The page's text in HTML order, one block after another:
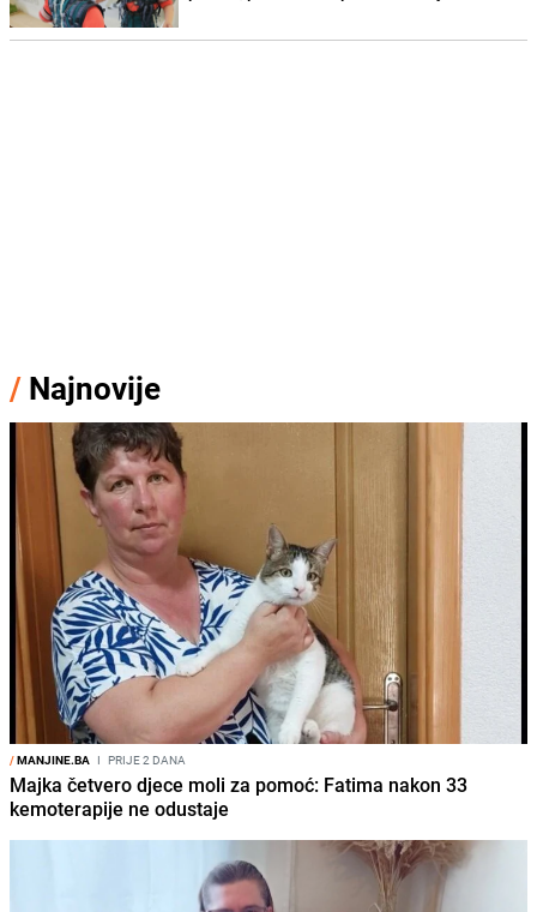
/ Najnovije
/MANJINE.BA I PRIJE 2 DANA
Majka četvero djece moli za pomoć: Fatima nakon 33
kemoterapije ne odustaje